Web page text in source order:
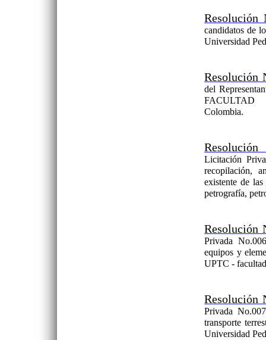
Resolución
candidatos de
Universidad
Resolución
del
FACULTAD
Colombia.
Resolución
Licitación
recopilación,
existente de
petrografía,
Resolución
Privada
equipos y
UPTC -
Resolución
Privada
transporte
Universidad